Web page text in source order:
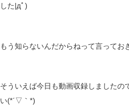
した|дﾟ)
もう知らないんだからねって言ってお
そういえば今日も動画収録しましたの
い(*´▽｀*)